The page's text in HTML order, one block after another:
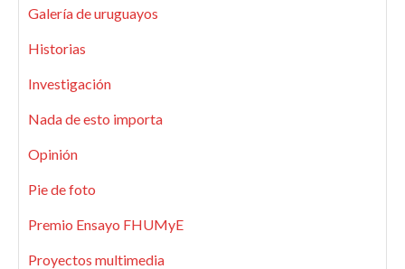
Galería de uruguayos
Historias
Investigación
Nada de esto importa
Opinión
Pie de foto
Premio Ensayo FHUMyE
Proyectos multimedia